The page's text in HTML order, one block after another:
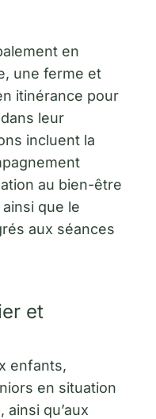
en
une ferme et
itinérance pour
leur
incluent la
au bien-être
que le
aux séances
et
enfants,
en situation
qu’aux